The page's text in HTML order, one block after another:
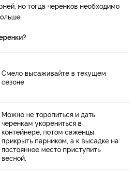
но тогда черенков необходимо
Смело высаживайте в текущем
сезоне
Можно не торопиться и дать
черенкам укорениться в
контейнере, потом саженцы
прикрыть парником, а к высадке на
постоянное место приступить
весной.